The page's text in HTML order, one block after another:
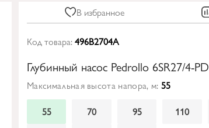
В избранное
Код товара:496B2704A
Глубинный насос Pedrollo 6SR27/4-PD
Максимальная высота напора, м: 55
55
70 95 110